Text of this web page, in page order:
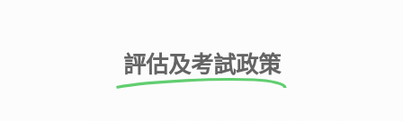
評估及考試政策